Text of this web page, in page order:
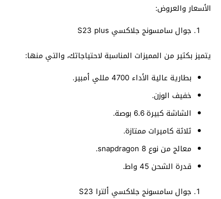
الأسعار والعروض:
جوال سامسونج جلاكسي S23 plus
يتميز بكثير من المميزات المناسبة لاحتياجاتك، والتي منها:
بطارية عالية الأداء 4700 مللي أمبير.
خفيف الوزن.
الشاشة كبيرة 6.6 بوصة.
ثلاثة كاميرات ممتازة.
معالج من نوع snapdragon 8.
قدرة الشحن 45 واط.
جوال سامسونج جلاكسي ألترا S23